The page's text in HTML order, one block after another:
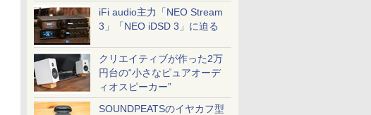
iFi audio主力「NEO Stream
3」「NEO iDSD 3」に迫る
クリエイティブが作った2万
円台の“小さなピュアオーデ
ィオスピーカー”
SOUNDPEATSのイヤカフ型